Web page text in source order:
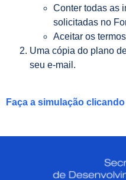
Conter todas as
solicitadas no
Aceitar os
Uma cópia do plano
seu e-mail.
Faça a simulação